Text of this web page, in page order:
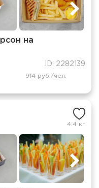
на
ID: 2282139
914 руб./чел.
4.4 кг